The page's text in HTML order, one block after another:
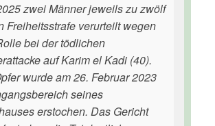
zwei Männer jeweils zu zwölf
Freiheitsstrafe verurteilt wegen
bei der tödlichen
auf Karim el Kadi (40).
wurde am 26. Februar 2023
seines
erstochen. Das Gericht